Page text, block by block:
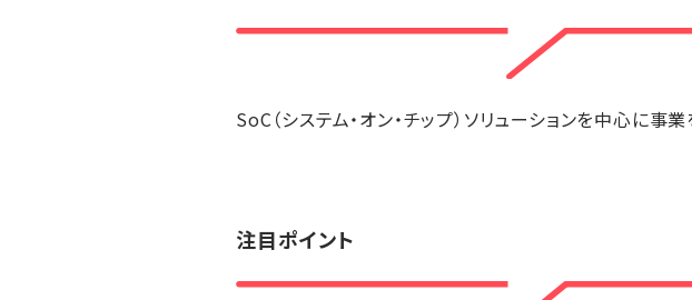
SoC（システム・オン・チップ）ソリューションを中心に事
注目ポイント